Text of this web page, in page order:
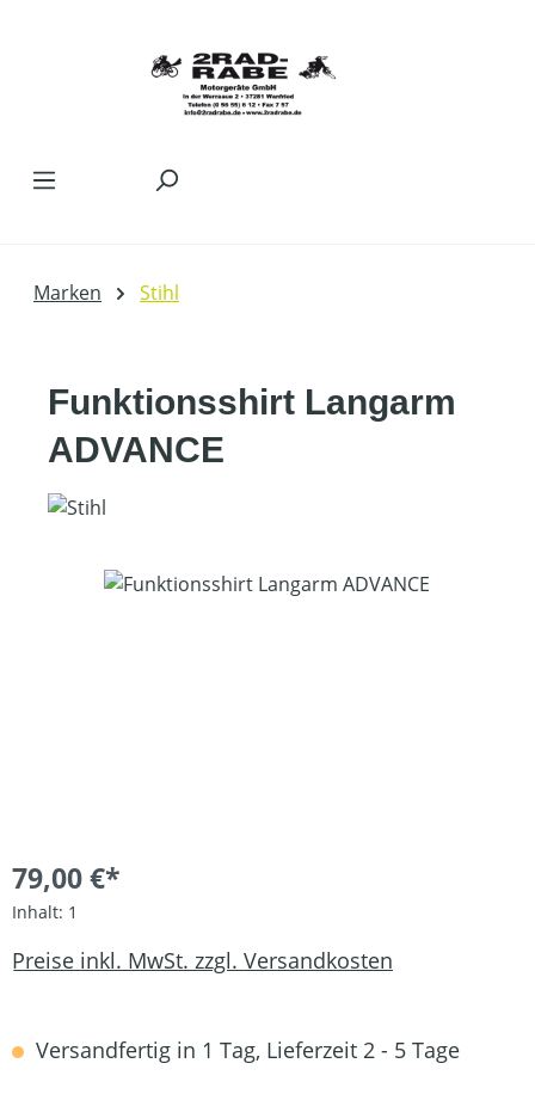
Marken Stihl
Funktionsshirt Langarm
ADVANCE
Bildergalerie überspringen
79,00 €*
Inhalt: 1
Preise inkl. MwSt. zzgl. Versandkosten
Versandfertig in 1 Tag, Lieferzeit 2 - 5 Tage